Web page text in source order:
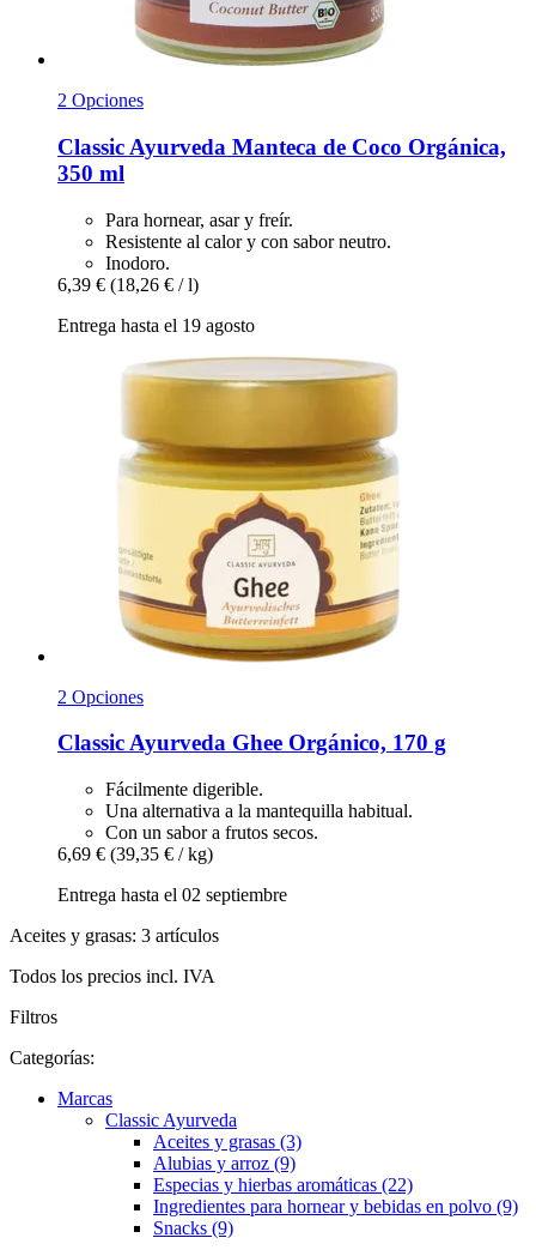
2 Opciones
Classic Ayurveda Manteca de Coco Orgánica,
350 ml
Para hornear, asar y freír.
Resistente al calor y con sabor neutro.
Inodoro.
6,39 € (18,26 € / l)
Entrega hasta el 19 agosto
2 Opciones
Classic Ayurveda Ghee Orgánico, 170 g
Fácilmente digerible.
Una alternativa a la mantequilla habitual.
Con un sabor a frutos secos.
6,69 € (39,35 € / kg)
Entrega hasta el 02 septiembre
Aceites y grasas: 3 artículos
Todos los precios incl. IVA
Filtros
Categorías:
Marcas
Classic Ayurveda
Aceites y grasas (3)
Alubias y arroz (9)
Especias y hierbas aromáticas (22)
Ingredientes para hornear y bebidas en polvo (9)
Snacks (9)